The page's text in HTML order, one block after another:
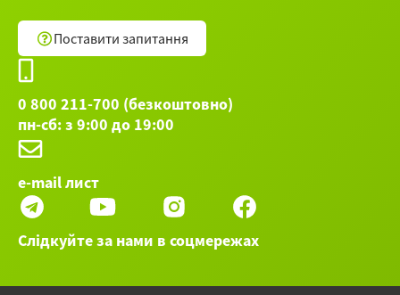
Поставити запитання
0 800 211-700 (безкоштовно)
пн-сб: з 9:00 до 19:00
e-mail лист
Слідкуйте за нами в соцмережах